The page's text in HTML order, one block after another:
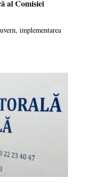
al Comisiei
implementarea